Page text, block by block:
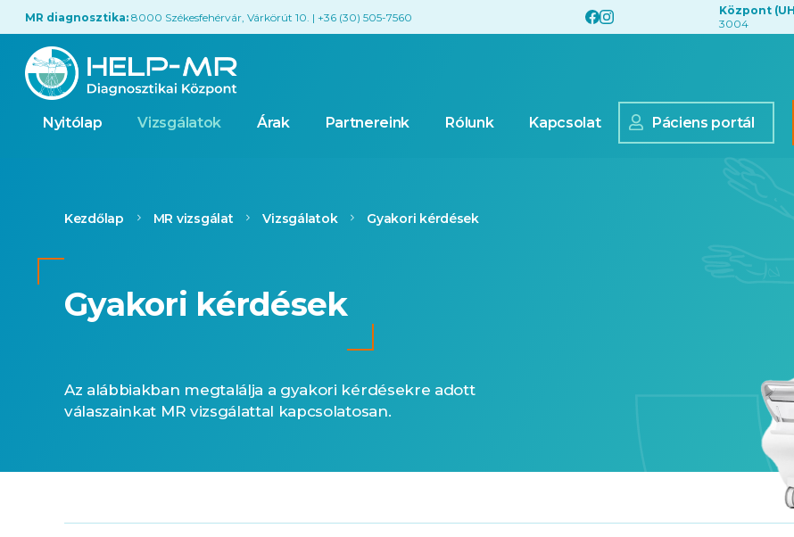
MR diagnosztika: 8000 Székesfehérvár, Várkörút 10. | +36 (30) 505-7560 Központ
3004
Nyitólap Vizsgálatok Árak Partnereink Rólunk Kapcsolat Páciens portál
Kezdőlap MR vizsgálat Vizsgálatok Gyakori kérdések
Gyakori kérdések
Az alábbiakban megtalálja a gyakori kérdésekre adott
válaszainkat MR vizsgálattal kapcsolatosan.